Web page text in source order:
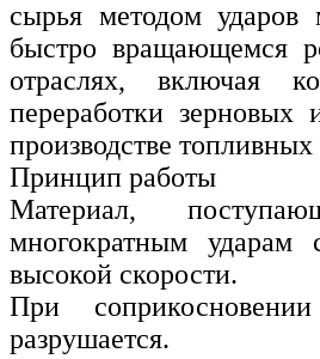
сырья методом ударов
быстро вращающемся
отраслях, включая
переработки
производстве
Принцип работы
Материал,
многократным ударам
высокой скорости.
При
разрушается.